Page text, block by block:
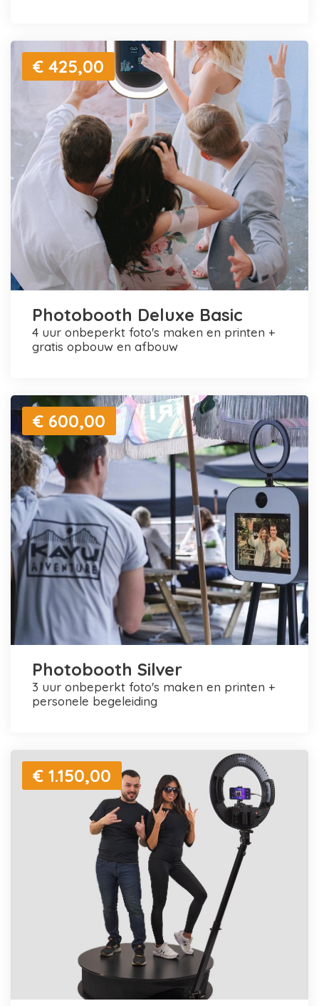
€ 425,00
Photobooth Deluxe Basic
4 uur onbeperkt foto's maken en printen +
gratis opbouw en afbouw
€ 600,00
Photobooth Silver
3 uur onbeperkt foto's maken en printen +
personele begeleiding
€ 1.150,00